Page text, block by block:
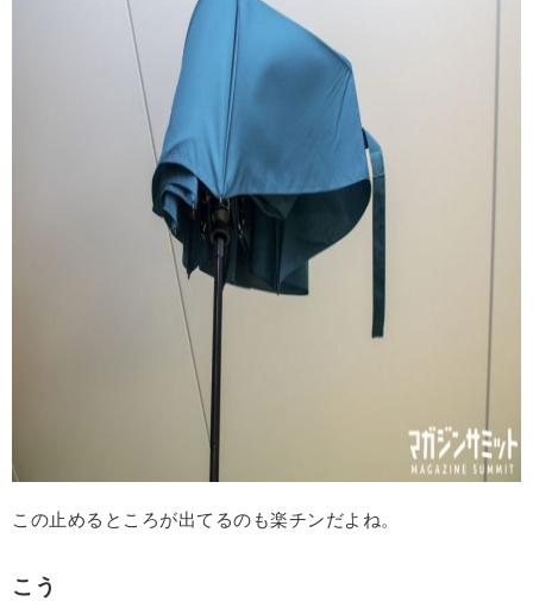
この止めるところが出てるのも楽チンだよね。
こう